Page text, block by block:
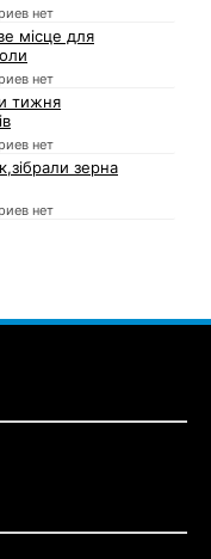
нет
місце для
нет
тижня
нет
зерна
нет